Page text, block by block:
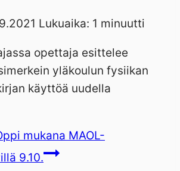
Lukuaika: 1 minuutti
opettaja esittelee
yläkoulun fysiikan
käyttöä uudella
mukana MAOL-
9.10.